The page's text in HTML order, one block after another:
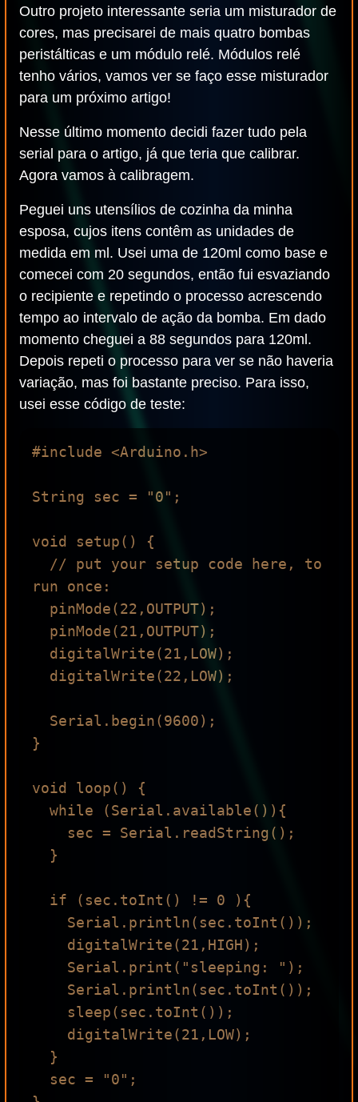
Outro projeto interessante seria um misturador de
cores, mas precisarei de mais quatro bombas
peristálticas e um módulo relé. Módulos relé
tenho vários, vamos ver se faço esse misturador
para um próximo artigo!
Nesse último momento decidi fazer tudo pela
serial para o artigo, já que teria que calibrar.
Agora vamos à calibragem.
Peguei uns utensílios de cozinha da minha
esposa, cujos itens contêm as unidades de
medida em ml. Usei uma de 120ml como base e
comecei com 20 segundos, então fui esvaziando
o recipiente e repetindo o processo acrescendo
tempo ao intervalo de ação da bomba. Em dado
momento cheguei a 88 segundos para 120ml.
Depois repeti o processo para ver se não haveria
variação, mas foi bastante preciso. Para isso,
usei esse código de teste:
#include <Arduino.h>
String sec = "0";
void setup() {
run once:
}
void loop() {